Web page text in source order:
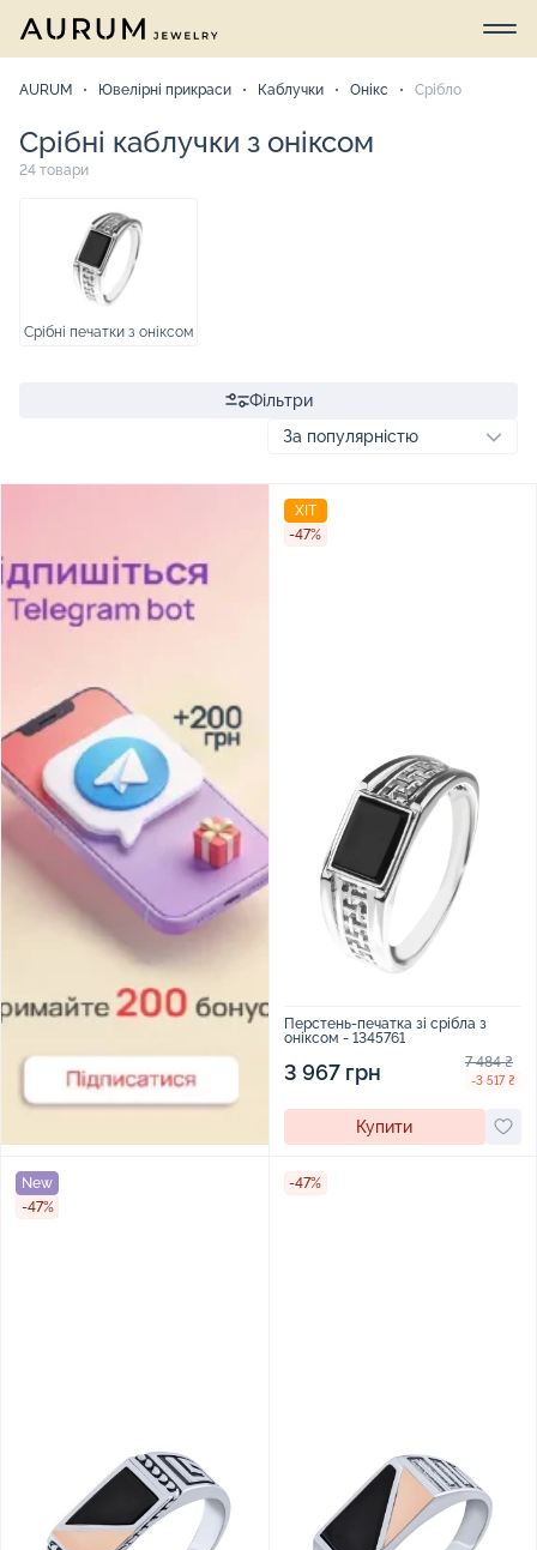
AURUM Ювелірні прикраси Каблучки Онікс Срібло
Срібні каблучки з оніксом
24 товари
Фільтри
Срібні печатки з оніксом
ХІТ
-47%
Перстень-печатка зі срібла з
оніксом - 1345761
3 967 грн 7 484 ₴
-3 517 ₴
Купити
New
-47%
-47%